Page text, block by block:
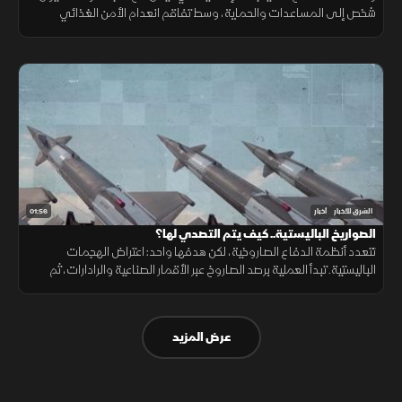
شخص إلى المساعدات والحماية، وسط تفاقم انعدام الأمن الغذائي
01:56 الشرق للأخبار أخبار
الصواريخ الباليستية.. كيف يتم التصدي لها؟
تتعدد أنظمة الدفاع الصاروخية، لكن هدفها واحد: اعتراض الهجمات
الباليستية. تبدأ العملية برصد الصاروخ عبر الأقمار الصناعية والرادارات، ثم
عرض المزيد